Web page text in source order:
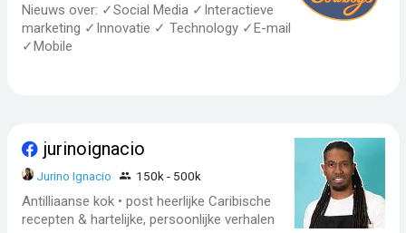
Nieuws over: ✓Social Media ✓Interactieve
marketing ✓Innovatie ✓ Technology ✓E-mail
✓Mobile
jurinoignacio
Jurino Ignacio 150k - 500k
Antilliaanse kok • post heerlijke Caribische
recepten & hartelijke, persoonlijke verhalen